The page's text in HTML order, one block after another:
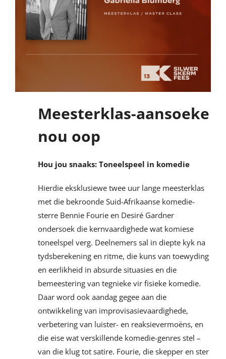
Meesterklas-aansoeke
nou oop
Hou jou snaaks: Toneelspeel in komedie
Hierdie eksklusiewe twee uur lange meesterklas
met die bekroonde Suid-Afrikaanse komedie-
sterre Bennie Fourie en Desiré Gardner
ondersoek die kernvaardighede wat komiese
toneelspel verg. Deelnemers sal in diepte kyk na
tydsberekening en ritme, die kuns van toewyding
en eerlikheid in absurde situasies en die
bemeestering van tegnieke vir fisieke komedie.
Daar word ook aandag gegee aan die
ontwikkeling van improvisasievaardighede,
verbetering van luister- en reaksievermoëns, en
die eise wat verskillende komedie-genres stel –
van die klug tot satire. Fourie, die skepper en ster